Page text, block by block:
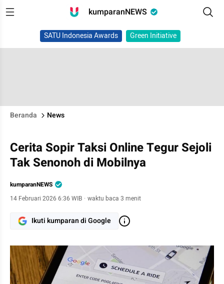
kumparanNEWS
SATU Indonesia Awards Green Initiative
Beranda News
Cerita Sopir Taksi Online Tegur Sejoli
Tak Senonoh di Mobilnya
kumparanNEWS
14 Februari 2026 6:36 WIB · waktu baca 3 menit
Ikuti kumparan di Google